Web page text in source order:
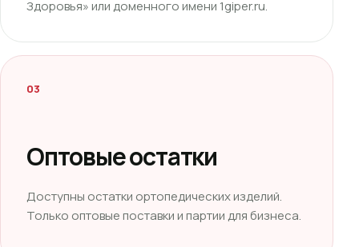
Здоровья» или доменного имени 1giper.ru.
03
Оптовые остатки
Доступны остатки ортопедических изделий.
Только оптовые поставки и партии для бизнеса.